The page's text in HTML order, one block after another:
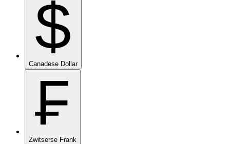
$
Canadese Dollar
₣
Zwitserse Frank